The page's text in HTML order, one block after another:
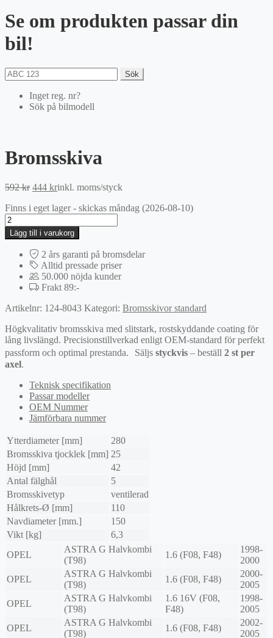
Se om produkten passar din
bil!
Sök
Inget reg. nr?
Sök på bilmodell
Bromsskiva
592kr Det
priset
592 kr.
444 krDet
priset
444 kr.
inkl. moms/styck
Finns i eget lager - skickas måndag (2026-08-10)
Bromsskiva
mängd
Lägg till i varukorg
2 års garanti på bromsdelar
Alltid pressade priser
50.000 nöjda kunder
Frakt 89:-
Artikelnr: 124-8043 Kategori: Bromsskivor standard
Högkvalitativ bromsskiva med slitstark, rostskyddande coating för
lång livslängd. Precisionstillverkad enligt OEM-standard för perfekt
passform och optimal prestanda. Säljs styckvis – beställ 2 st per
axel.
Teknisk specifikation
Passar modeller
OEM Nummer
Jämförbara nummer
Ytterdiameter [mm]
280
Bromsskiva tjocklek [mm] 25
Höjd [mm]
42
Antal fälghål
5
Bromsskivetyp
ventilerad
Hålkrets-Ø [mm]
110
Navdiameter [mm.]
150
Vikt [kg]
6,3
OPEL
ASTRA G Halvkombi
(T98)
1.6 (F08, F48)
1998-
2000
OPEL
ASTRA G Halvkombi
(T98)
1.6 (F08, F48)
2000-
2005
OPEL
ASTRA G Halvkombi
(T98)
1.6 16V (F08,
F48)
1998-
2005
OPEL
ASTRA G Halvkombi
(T98)
1.6 (F08, F48)
2002-
2005